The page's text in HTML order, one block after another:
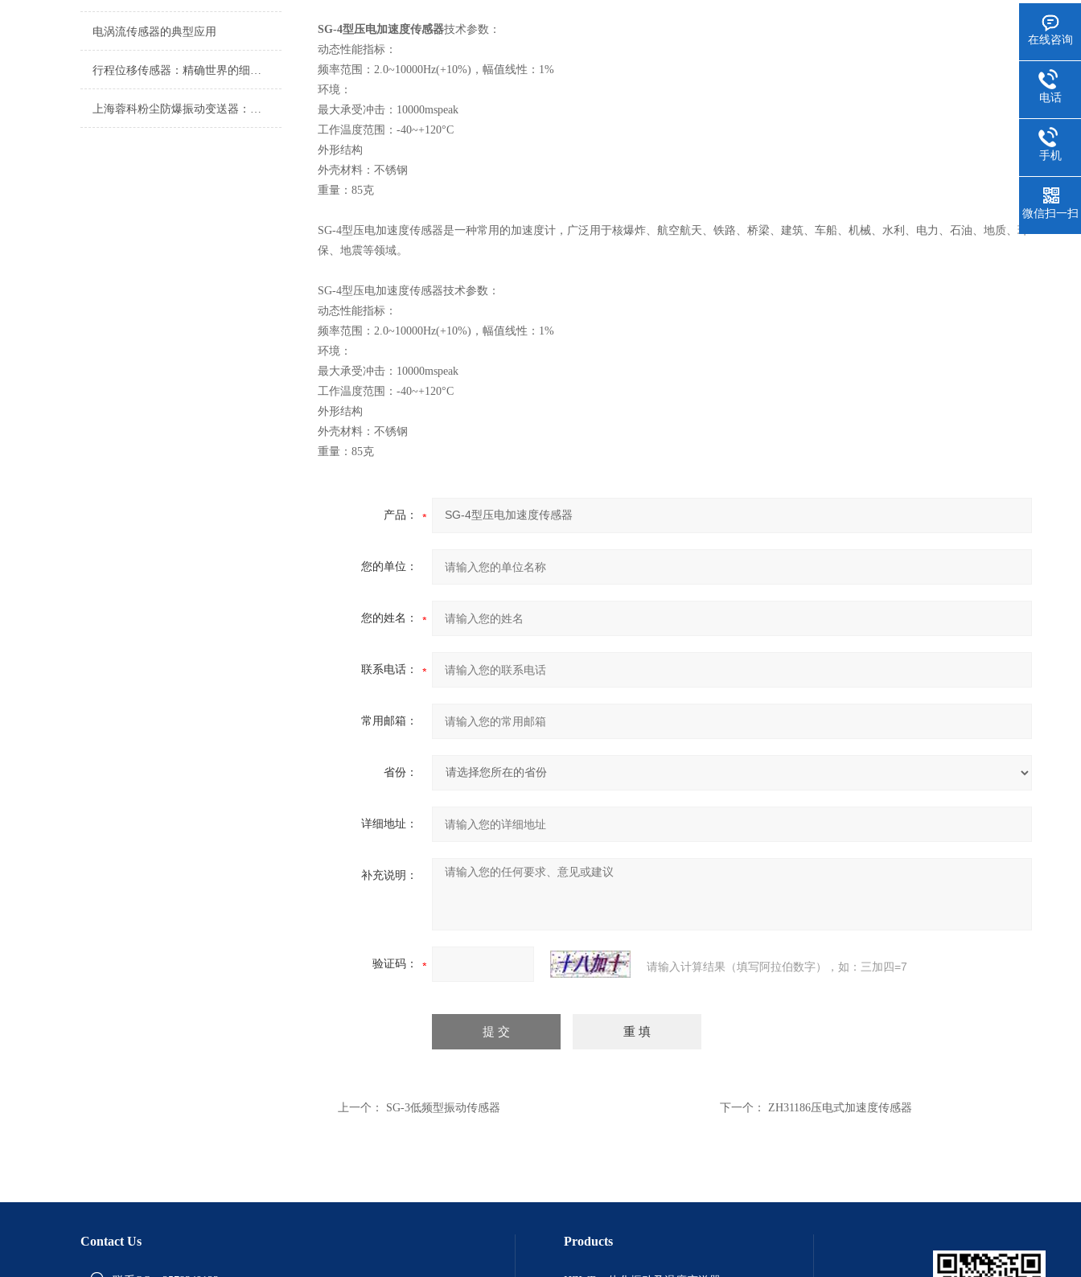
电涡流传感器的典型应用
行程位移传感器：精确世界的细微触探者
上海蓉科粉尘防爆振动变送器：筑牢工业安全防线的技术利器
SG-4型压电加速度传感器技术参数：
动态性能指标：
频率范围：2.0~10000Hz(+10%)，幅值线性：1%
环境：
最大承受冲击：10000mspeak
工作温度范围：-40~+120°C
外形结构
外壳材料：不锈钢
重量：85克
SG-4型压电加速度传感器是一种常用的加速度计，广泛用于核爆炸、航空航天、铁路、桥梁、建筑、车船、机械、水利、电力、石油、地质、环
保、地震等领域。
SG-4型压电加速度传感器技术参数：
动态性能指标：
频率范围：2.0~10000Hz(+10%)，幅值线性：1%
环境：
最大承受冲击：10000mspeak
工作温度范围：-40~+120°C
外形结构
外壳材料：不锈钢
重量：85克
产品：
您的单位：
您的姓名：
联系电话：
常用邮箱：
省份：
详细地址：
补充说明：
验证码： 请输入计算结果（填写阿拉伯数字），如：三加四=7
上一个： SG-3低频型振动传感器 下一个： ZH31186压电式加速度传感器
Contact Us Products
在线咨询
电话
手机
微信扫一扫